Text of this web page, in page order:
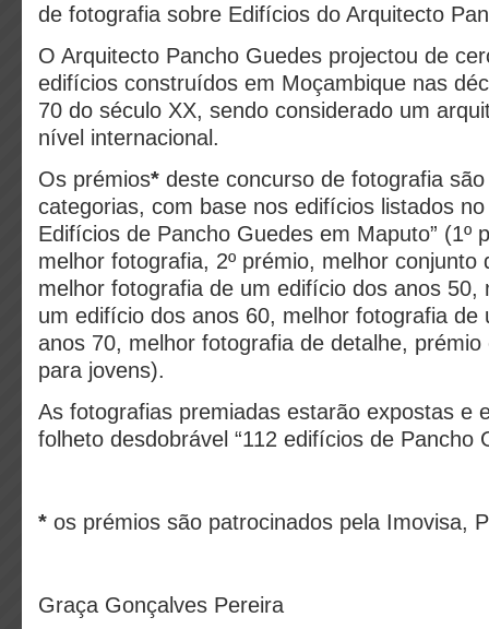
de fotografia sobre Edifícios do Arquitecto
O Arquitecto Pancho Guedes projectou de
edifícios construídos em Moçambique nas
70 do século XX, sendo considerado um
nível internacional.
Os prémios* deste concurso de fotografia
categorias, com base nos edifícios listados no
Edifícios de Pancho Guedes em Maputo” (1º
melhor fotografia, 2º prémio, melhor conjunto
melhor fotografia de um edifício dos anos 50,
um edifício dos anos 60, melhor fotografia de
anos 70, melhor fotografia de detalhe, prémio
para jovens).
As fotografias premiadas estarão expostas e
folheto desdobrável “112 edifícios de Pancho
* os prémios são patrocinados pela Imovisa,
Graça Gonçalves Pereira